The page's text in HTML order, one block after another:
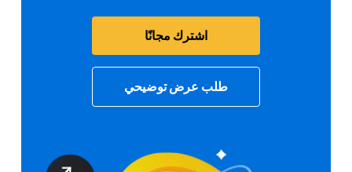
اشترك مجانًا
طلب عرض توضيحي